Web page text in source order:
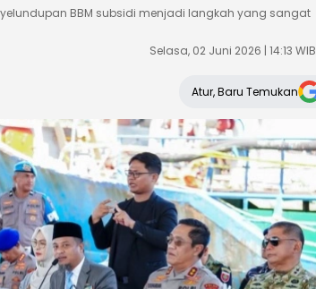
BBM subsidi menjadi langkah yang sangat
Selasa, 02 Juni 2026 | 14:13 WIB
Atur, Baru Temukan